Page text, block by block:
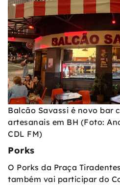
Balcão Savassi é novo bar
artesanais em BH (Foto:
CDL FM)
Porks
O Porks da Praça
também vai participar do